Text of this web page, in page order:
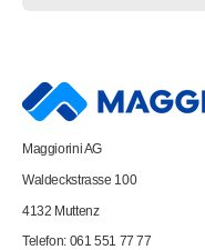
SF/UTP,
20m
SF/UTP,
20m
Maggiorini AG
Waldeckstrasse 100
4132 Muttenz
Telefon: 061 551 77 77